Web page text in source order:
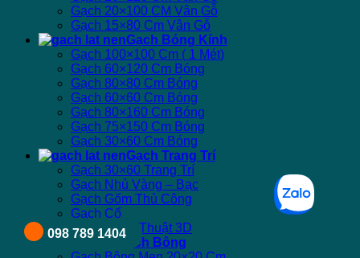
Gạch 20×100 CM Vân Gỗ
Gạch 15×80 Cm Vân Gỗ
Gạch Bóng Kính
Gạch 100×100 Cm ( 1 Mét)
Gạch 60×120 Cm Bóng
Gạch 80×80 Cm Bóng
Gạch 60×60 Cm Bóng
Gạch 80×160 Cm Bóng
Gạch 75×150 Cm Bóng
Gạch 30×60 Cm Bóng
Gạch Trang Trí
Gạch 30×60 Trang Trí
Gạch Nhủ Vàng – Bạc
Gạch Gốm Thủ Công
Gạch Cổ
Gạch Nghệ Thuật 3D
Gạch Bông
098 789 1404